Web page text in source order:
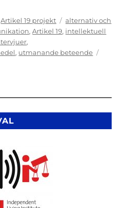
Kategorier
Artikel 19 projekt Etiketter
alternativ och
,Artikel 19, intellektuell
,
, utmanande beteende